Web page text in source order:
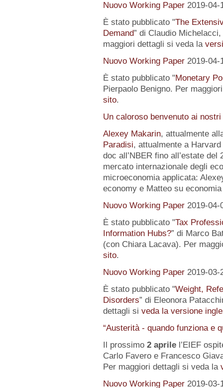
Nuovo Working Paper 2019-04-
È stato pubblicato "The
Demand” di Claudio
maggiori dettagli si veda la
Nuovo Working Paper 2019-04-
È stato pubblicato "Monetary
Pierpaolo Benigno. Per
sito.
Un caloroso benvenuto ai
Alexey Makarin, attualmente
Paradisi, attualmente a
doc all’NBER fino all’estate
mercato internazionale degli
microeconomia applicata:
economy e Matteo su
Nuovo Working Paper 2019-04-
È stato pubblicato "Tax
Information Hubs?” di Marco
(con Chiara Lacava). Per
sito.
Nuovo Working Paper 2019-03-
È stato pubblicato "Weight,
Disorders” di Eleonora
dettagli si veda la versione
“Austerità - quando funziona e
Il prossimo 2 aprilel’EIEF
Carlo Favero e Francesco
Per maggiori dettagli si veda la
Nuovo Working Paper 2019-03-